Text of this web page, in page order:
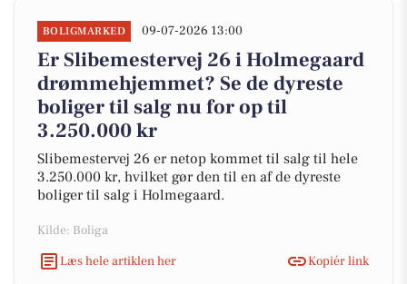
BOLIGMARKED 09-07-2026 13:00
Er Slibemestervej 26 i Holmegaard
drømmehjemmet? Se de dyreste
boliger til salg nu for op til
3.250.000 kr
Slibemestervej 26 er netop kommet til salg til hele
3.250.000 kr, hvilket gør den til en af de dyreste
boliger til salg i Holmegaard.
Kilde: Boliga
Læs hele artiklen her
Kopiér link